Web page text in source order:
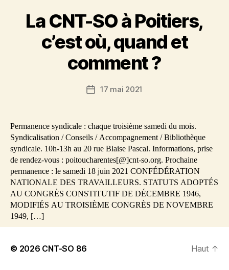
La CNT-SO à Poitiers,
c’est où, quand et
comment ?
Date17 mai 2021
Permanence syndicale : chaque troisième samedi du mois.
Syndicalisation / Conseils / Accompagnement / Bibliothèque
syndicale. 10h-13h au 20 rue Blaise Pascal. Informations, prise
de rendez-vous : poitoucharentes[@]cnt-so.org. Prochaine
permanence : le samedi 18 juin 2021 CONFÉDÉRATION
NATIONALE DES TRAVAILLEURS. STATUTS ADOPTÉS
AU CONGRÈS CONSTITUTIF DE DÉCEMBRE 1946,
MODIFIÉS AU TROISIÈME CONGRÈS DE NOVEMBRE
1949, […]
© 2026 CNT-SO 86 Haut ↑